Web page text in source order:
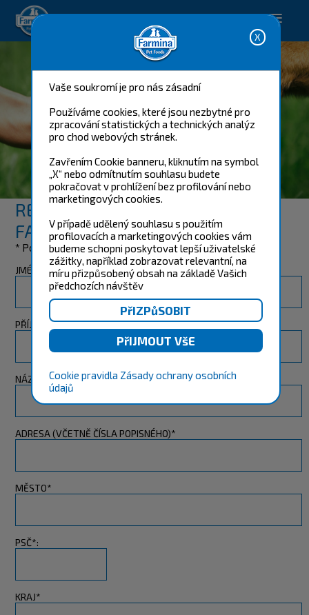
Vaše soukromí je pro nás zásadní
Používáme cookies, které jsou nezbytné pro
zpracování statistických a technických analýz
pro chod webových stránek.
Zavřením Cookie banneru, kliknutím na symbol
„X“ nebo odmítnutím souhlasu budete
pokračovat v prohlížení bez profilování nebo
marketingových cookies.
V případě udělený souhlasu s použitím
profilovacích a marketingových cookies vám
budeme schopni poskytovat lepší uživatelské
zážitky, například zobrazovat relevantní, na
míru přizpůsobený obsah na základě Vašich
předchozích návštěv
Cookie pravidla Zásady ochrany osobních
údajů
Happy pet. Happy you.
REGISTRACE
REGISTRAČNÍ FORMULÁŘ
FARMINA.
* Povinná pole
JMÉNO*
PŘÍJMENÍ*
NÁZEV SPOLEČNOSTI
ADRESA (VČETNĚ ČÍSLA POPISNÉHO)*
MĚSTO*
PSČ*:
KRAJ*